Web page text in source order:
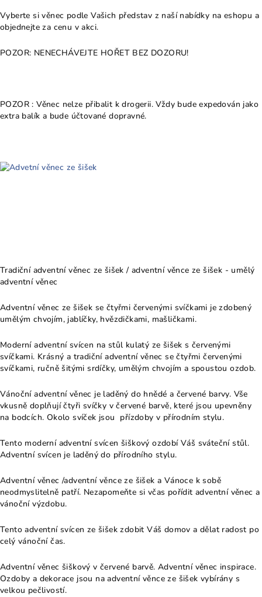
Vyberte si věnec podle Vašich představ z naší nabídky na eshopu a
objednejte za cenu v akci.
POZOR: NENECHÁVEJTE HOŘET BEZ DOZORU!
POZOR : Věnec nelze přibalit k drogerii. Vždy bude expedován jako
extra balík a bude účtované dopravné.
Tradiční adventní věnec ze šišek / adventní věnce ze šišek - umělý
adventní věnec
Adventní věnec ze šišek se čtyřmi červenými svíčkami je zdobený
umělým chvojím, jablíčky, hvězdičkami, mašličkami.
Moderní adventní svícen na stůl kulatý ze šišek s červenými
svíčkami. Krásný a tradiční adventní věnec se čtyřmi červenými
svíčkami, ručně šitými srdíčky, umělým chvojím a spoustou ozdob.
Vánoční adventní věnec je laděný do hnědé a červené barvy. Vše
vkusně doplňují čtyři svíčky v červené barvě, které jsou upevněny
na bodcích. Okolo svíček jsou přízdoby v přírodním stylu.
Tento moderní adventní svícen šiškový ozdobí Váš sváteční stůl.
Adventní svícen je laděný do přírodního stylu.
Adventní věnec /adventní věnce ze šišek a Vánoce k sobě
neodmyslitelně patří. Nezapomeňte si včas pořídit adventní věnec a
vánoční výzdobu.
Tento adventní svícen ze šišek zdobit Váš domov a dělat radost po
celý vánoční čas.
Adventní věnec šiškový v červené barvě. Adventní věnec inspirace.
Ozdoby a dekorace jsou na adventní věnce ze šišek vybírány s
velkou pečlivostí.